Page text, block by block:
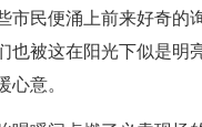
市民便涌上前来好奇的
也被这在阳光下似是明
心意。